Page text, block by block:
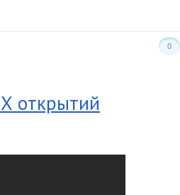
0
открытий